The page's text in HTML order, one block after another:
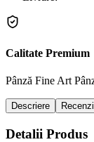
Calitate Premium
Pânză Fine Art
Descriere
Detalii Produs